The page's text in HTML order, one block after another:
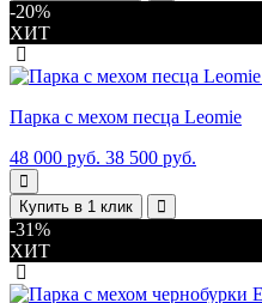
-20%
ХИТ
Парка с мехом песца Leomie
48 000 руб. 38 500 руб.
Купить в 1 клик
-31%
ХИТ